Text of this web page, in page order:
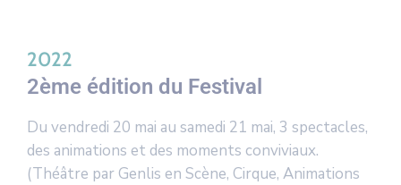
2022
2ème édition du Festival
Du vendredi 20 mai au samedi 21 mai, 3 spectacles,
des animations et des moments conviviaux.
(Théâtre par Genlis en Scène, Cirque, Animations